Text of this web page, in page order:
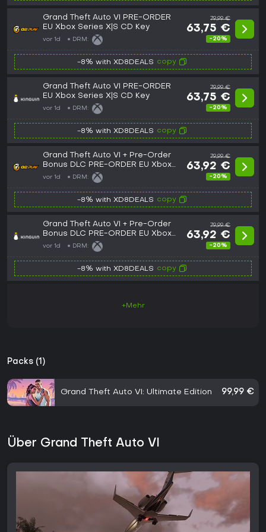
Grand Theft Auto VI PRE-ORDER
EU Xbox Series X|S CD Key
vor 1d DRM:
79,99 €
63,75 €
-20%
-8% with XD8DEALS copy
Grand Theft Auto VI PRE-ORDER
EU Xbox Series X|S CD Key
vor 1d DRM:
79,99 €
63,75 €
-20%
-8% with XD8DEALS copy
Grand Theft Auto VI + Pre-Order
Bonus DLC PRE-ORDER EU Xbox
Series X|S CD Key
vor 1d DRM:
79,99 €
63,92 €
-20%
-8% with XD8DEALS copy
Grand Theft Auto VI + Pre-Order
Bonus DLC PRE-ORDER EU Xbox
Series X|S CD Key
vor 1d DRM:
79,99 €
63,92 €
-20%
-8% with XD8DEALS copy
+Mehr
Packs (1)
Grand Theft Auto VI: Ultimate Edition 99,99 €
Über Grand Theft Auto VI